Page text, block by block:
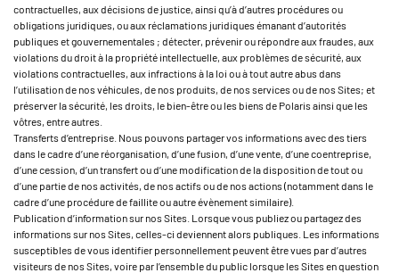
contractuelles, aux décisions de justice, ainsi qu’à d’autres procédures ou
obligations juridiques, ou aux réclamations juridiques émanant d’autorités
publiques et gouvernementales ; détecter, prévenir ou répondre aux fraudes, aux
violations du droit à la propriété intellectuelle, aux problèmes de sécurité, aux
violations contractuelles, aux infractions à la loi ou à tout autre abus dans
l’utilisation de nos véhicules, de nos produits, de nos services ou de nos Sites; et
préserver la sécurité, les droits, le bien-être ou les biens de Polaris ainsi que les
vôtres, entre autres.
Transferts d’entreprise. Nous pouvons partager vos informations avec des tiers
dans le cadre d’une réorganisation, d’une fusion, d’une vente, d’une coentreprise,
d’une cession, d’un transfert ou d’une modification de la disposition de tout ou
d’une partie de nos activités, de nos actifs ou de nos actions (notamment dans le
cadre d’une procédure de faillite ou autre évènement similaire).
Publication d’information sur nos Sites. Lorsque vous publiez ou partagez des
informations sur nos Sites, celles-ci deviennent alors publiques. Les informations
susceptibles de vous identifier personnellement peuvent être vues par d’autres
visiteurs de nos Sites, voire par l’ensemble du public lorsque les Sites en question